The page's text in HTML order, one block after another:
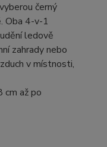
černý
Oba 4-v-1
ledově
zahrady nebo
v místnosti,
cm až po